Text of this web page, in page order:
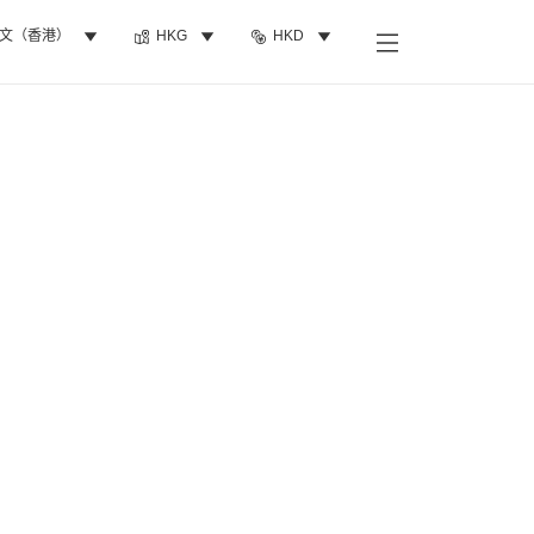
（香港） HKG HKD